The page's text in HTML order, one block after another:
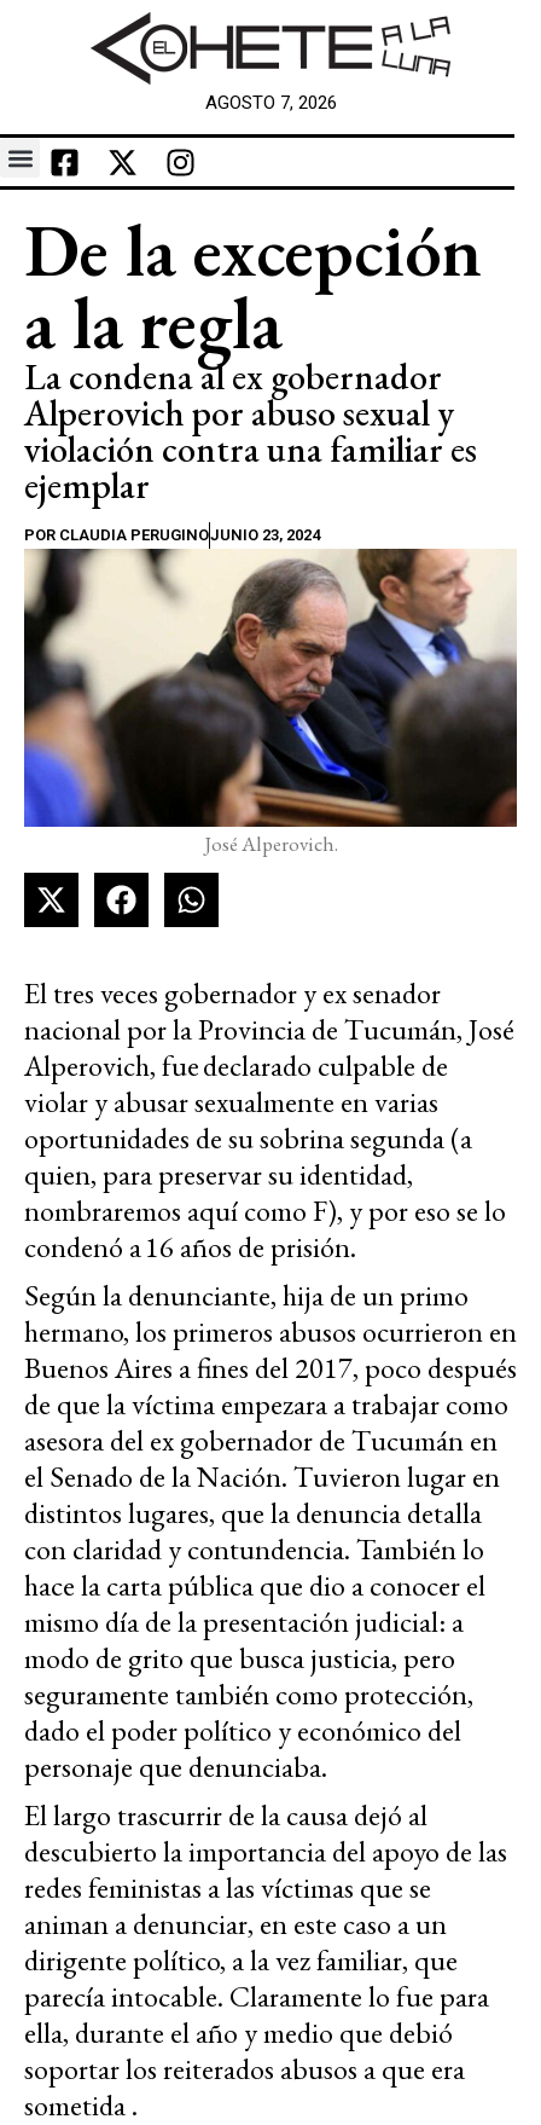
AGOSTO 7, 2026
De la excepción
a la regla
La condena al ex gobernador
Alperovich por abuso sexual y
violación contra una familiar es
ejemplar
POR CLAUDIA PERUGINOJUNIO 23, 2024
José Alperovich.
El tres veces gobernador y ex senador
nacional por la Provincia de Tucumán, José
Alperovich, fue declarado culpable de
violar y abusar sexualmente en varias
oportunidades de su sobrina segunda (a
quien, para preservar su identidad,
nombraremos aquí como F), y por eso se lo
condenó a 16 años de prisión.
Según la denunciante, hija de un primo
hermano, los primeros abusos ocurrieron en
Buenos Aires a fines del 2017, poco después
de que la víctima empezara a trabajar como
asesora del ex gobernador de Tucumán en
el Senado de la Nación. Tuvieron lugar en
distintos lugares, que la denuncia detalla
con claridad y contundencia. También lo
hace la carta pública que dio a conocer el
mismo día de la presentación judicial: a
modo de grito que busca justicia, pero
seguramente también como protección,
dado el poder político y económico del
personaje que denunciaba.
El largo trascurrir de la causa dejó al
descubierto la importancia del apoyo de las
redes feministas a las víctimas que se
animan a denunciar, en este caso a un
dirigente político, a la vez familiar, que
parecía intocable. Claramente lo fue para
ella, durante el año y medio que debió
soportar los reiterados abusos a que era
sometida .